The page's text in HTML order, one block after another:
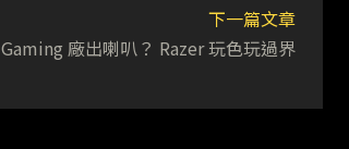
下一篇文章
Gaming 廠出喇叭？ Razer 玩色玩過界